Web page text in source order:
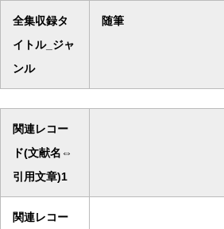
全集収録タ
イトル_ジャ
ンル
随筆
関連レコー
ド(文献名⇔
引用文章)1
関連レコー